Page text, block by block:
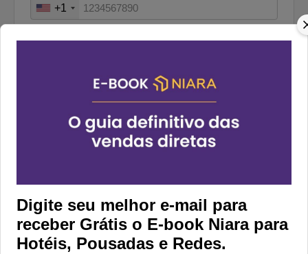
+1
Digite seu melhor e-mail para
receber Grátis o E-book Niara para
Hotéis, Pousadas e Redes.